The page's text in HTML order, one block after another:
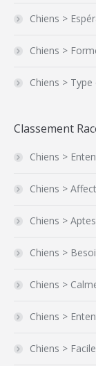
Chiens >
Chiens >
Chiens > Type
Classement
Chiens >
Chiens >
Chiens >
Chiens >
Chiens >
Chiens >
Chiens >